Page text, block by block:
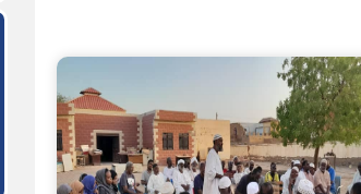
كيف أفرغت الحرب حقول مشروع
من العمال الزراعيين؟
شاهد لاحقاً
تمتد إلى
الغلاء يطال كل شيء ويهدد لقمة
السودانيين